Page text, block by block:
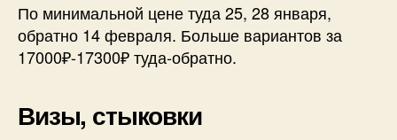
По минимальной цене туда 25, 28 января,
обратно 14 февраля. Больше вариантов за
17000₽-17300₽ туда-обратно.
Визы, стыковки